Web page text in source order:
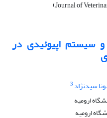
سیستم اپیوئیدی در
سیدنژاد 3
ارومیه
ارومیه